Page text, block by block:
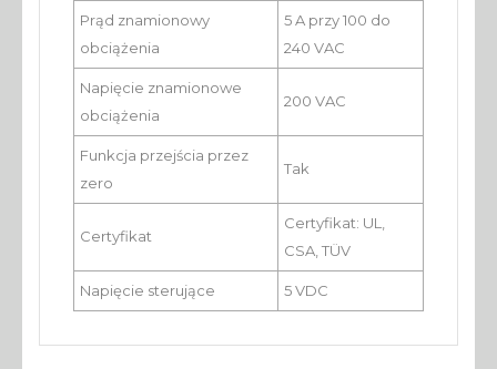
Prąd znamionowy
obciążenia
5 A przy 100 do
240 VAC
Napięcie znamionowe
obciążenia
200 VAC
Funkcja przejścia przez
zero
Tak
Certyfikat
Certyfikat: UL,
CSA, TÜV
Napięcie sterujące 5 VDC